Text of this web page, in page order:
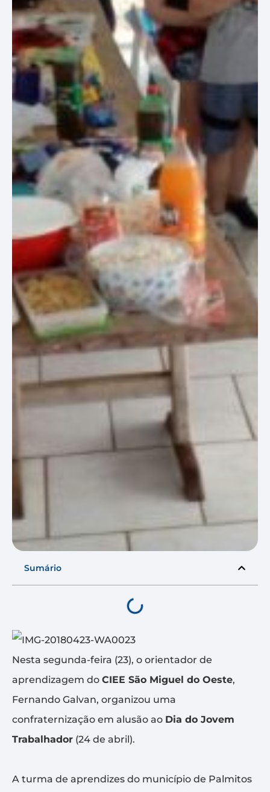
Sumário
Nesta segunda-feira (23), o orientador de
aprendizagem do CIEE São Miguel do Oeste,
Fernando Galvan, organizou uma
confraternização em alusão ao Dia do Jovem
Trabalhador (24 de abril).
A turma de aprendizes do município de Palmitos